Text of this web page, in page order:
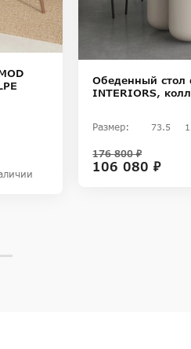
Обеденный стол
INTERIORS,
Размер: 73.5
106 080 ₽
176 800 ₽